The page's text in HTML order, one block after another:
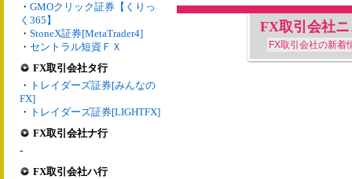
・ GMOクリック証券【くりっ
く365】
・ StoneX証券[MetaTrader4]
・ セントラル短資ＦＸ
FX取引会社タ行
・ トレイダーズ証券[みんなの
FX]
・ トレイダーズ証券[LIGHTFX]
FX取引会社ナ行
-
FX取引会社ハ行
FX取引会社
FX取引会社の新着